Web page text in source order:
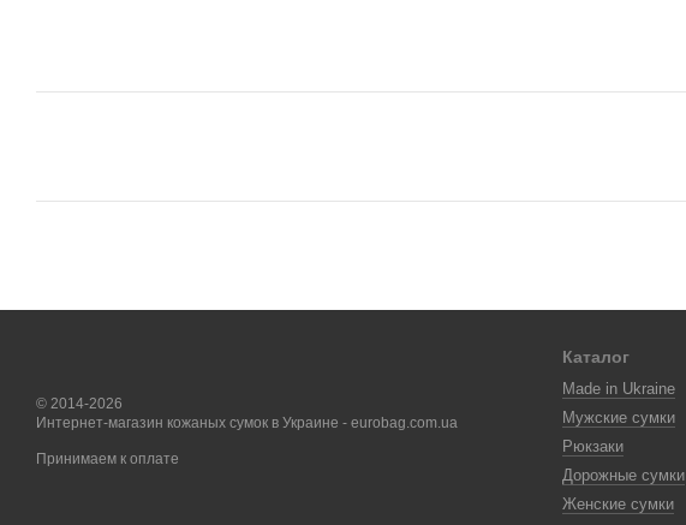
© 2014-2026
Интернет-магазин кожаных сумок в Украине - eurobag.com.ua
Принимаем к оплате
Каталог
Made in Ukraine
Мужские сумки
Рюкзаки
Дорожные сумки
Женские сумки